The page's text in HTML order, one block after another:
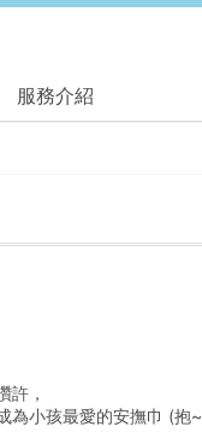
服務介紹
許，
為小孩最愛的安撫巾 (抱~